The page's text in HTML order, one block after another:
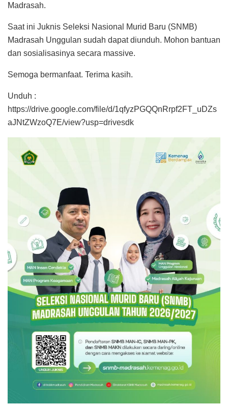
Madrasah.
Saat ini Juknis Seleksi Nasional Murid Baru (SNMB)
Madrasah Unggulan sudah dapat diunduh. Mohon bantuan
dan sosialisasinya secara massive.
Semoga bermanfaat. Terima kasih.
Unduh :
https://drive.google.com/file/d/1qfyzPGQQnRrpf2FT_uDZs
aJNtZWzoQ7E/view?usp=drivesdk